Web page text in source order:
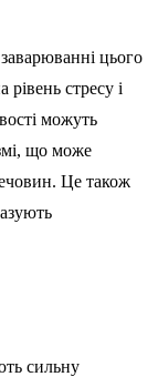
цього
стресу і
можуть
що може
Це також
сильну